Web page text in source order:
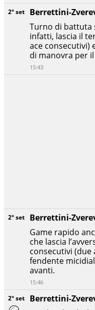
2° set
Berrettini-
2° set
Berrettini-
Game rapido
che lascia
consecutivi (due
fendente
avanti.
15:46
2° set
Berrettini-
Turno di battuta
infatti, lascia il
ace consecutivi)
di manovra per
15:43